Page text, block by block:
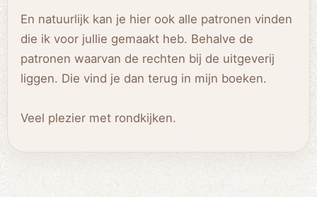
En natuurlijk kan je hier ook alle patronen vinden
die ik voor jullie gemaakt heb. Behalve de
patronen waarvan de rechten bij de uitgeverij
liggen. Die vind je dan terug in mijn boeken.
Veel plezier met rondkijken.